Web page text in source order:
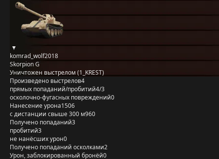
komrad_wolf2018
Skorpion G
Уничтожен выстрелом (1_KREST)
Произведено выстрелов4
прямых попаданий/пробитий4/3
осколочно-фугасных повреждений0
Нанесение урона1506
с дистанции свыше 300 м960
Получено попаданий3
пробитий3
не нанёсших урон0
Получено попаданий осколками2
Урон, заблокированный бронёй0